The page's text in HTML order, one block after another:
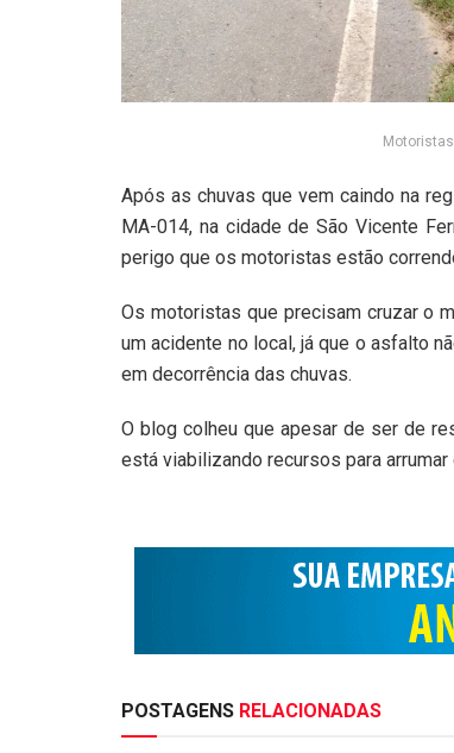
Após as chuvas que vem caindo na
MA-014, na cidade de São Vicente
perigo que os motoristas estão
Os motoristas que precisam cruzar o
um acidente no local, já que o asfalto
em decorrência das chuvas.
O blog colheu que apesar de ser de
está viabilizando recursos para arrumar
POSTAGENS RELACIONADAS